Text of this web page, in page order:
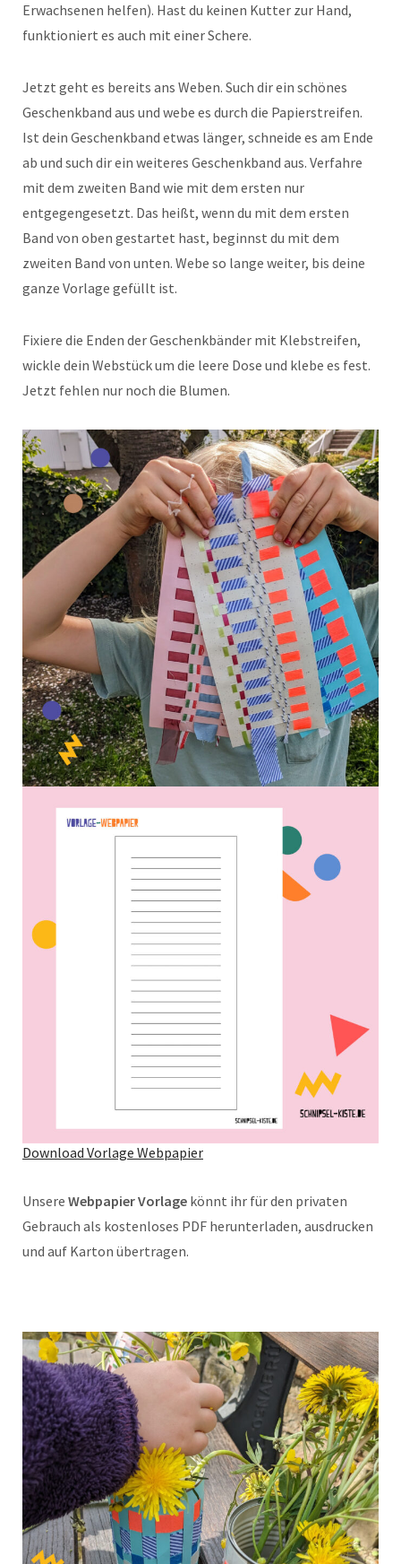
Erwachsenen helfen). Hast du keinen Kutter zur Hand,
funktioniert es auch mit einer Schere.
Jetzt geht es bereits ans Weben. Such dir ein schönes
Geschenkband aus und webe es durch die Papierstreifen.
Ist dein Geschenkband etwas länger, schneide es am Ende
ab und such dir ein weiteres Geschenkband aus. Verfahre
mit dem zweiten Band wie mit dem ersten nur
entgegengesetzt. Das heißt, wenn du mit dem ersten
Band von oben gestartet hast, beginnst du mit dem
zweiten Band von unten. Webe so lange weiter, bis deine
ganze Vorlage gefüllt ist.
Fixiere die Enden der Geschenkbänder mit Klebstreifen,
wickle dein Webstück um die leere Dose und klebe es fest.
Jetzt fehlen nur noch die Blumen.
Download Vorlage Webpapier
Unsere Webpapier Vorlage könnt ihr für den privaten
Gebrauch als kostenloses PDF herunterladen, ausdrucken
und auf Karton übertragen.